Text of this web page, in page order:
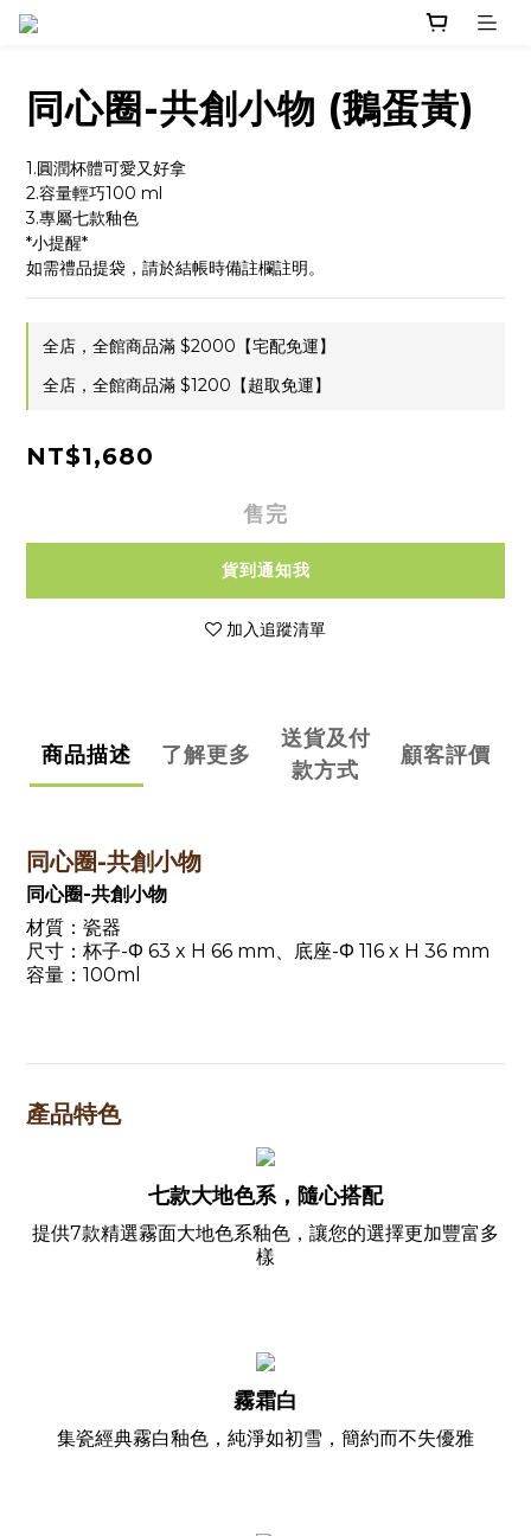
同心圈-共創小物 (鵝蛋黃)
1.圓潤杯體可愛又好拿
2.容量輕巧100 ml
3.專屬七款釉色
*小提醒*
如需禮品提袋，請於結帳時備註欄註明。
全店，全館商品滿 $2000【宅配免運】
全店，全館商品滿 $1200【超取免運】
NT$1,680
售完
貨到通知我
加入追蹤清單
商品描述 了解更多
送貨及付
款方式
顧客評價
同心圈-共創小物
同心圈-共創小物
材質：瓷器
尺寸：杯子-Φ 63 x H 66 mm、底座-Φ 116 x H 36 mm
容量：100ml
產品特色
七款大地色系，隨心搭配
提供7款精選霧面大地色系釉色，讓您的選擇更加豐富多
樣
霧霜白
集瓷經典霧白釉色，純淨如初雪，簡約而不失優雅